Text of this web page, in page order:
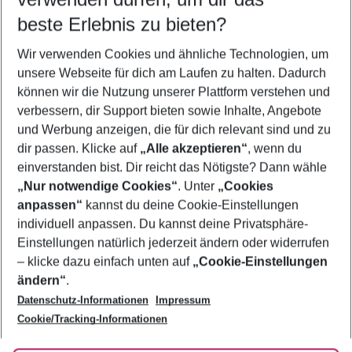
5-8 Nächte
2 Erwachsene Keine Kinder
Mehr Filter anzeigen
Footer
Footer navigation
Über uns
AGB
Bestpreisgarantie
Cookie-Einstellungen ändern
Cookie-Richtlinie
Agenturbetreuung
Barrierefreies Reisen
Folge uns
beste Erlebnis zu bieten?
Wir verwenden Cookies und ähnliche Technologien, um
unsere Webseite für dich am Laufen zu halten. Dadurch
können wir die Nutzung unserer Plattform verstehen und
verbessern, dir Support bieten sowie Inhalte, Angebote
und Werbung anzeigen, die für dich relevant sind und zu
dir passen. Klicke auf „Alle akzeptieren“, wenn du
einverstanden bist. Dir reicht das Nötigste? Dann wähle
„Nur notwendige Cookies“. Unter „Cookies
anpassen“ kannst du deine Cookie-Einstellungen
individuell anpassen. Du kannst deine Privatsphäre-
Einstellungen natürlich jederzeit ändern oder widerrufen
– klicke dazu einfach unten auf „Cookie-Einstellungen
ändern“.
Datenschutz-Informationen
Impressum
Cookie/Tracking-Informationen